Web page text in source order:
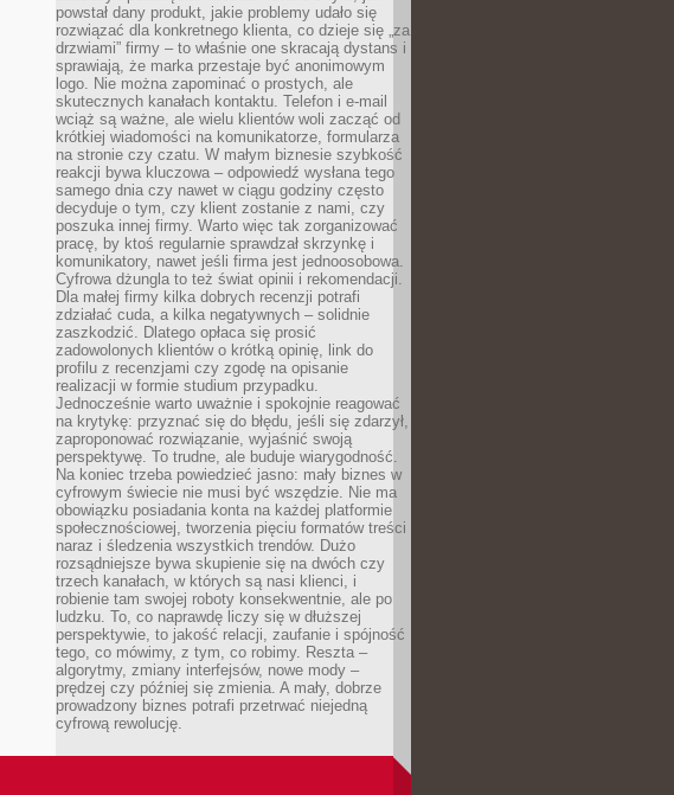
powstał dany produkt, jakie problemy udało się
rozwiązać dla konkretnego klienta, co dzieje się „za
drzwiami” firmy – to właśnie one skracają dystans i
sprawiają, że marka przestaje być anonimowym
logo. Nie można zapominać o prostych, ale
skutecznych kanałach kontaktu. Telefon i e-mail
wciąż są ważne, ale wielu klientów woli zacząć od
krótkiej wiadomości na komunikatorze, formularza
na stronie czy czatu. W małym biznesie szybkość
reakcji bywa kluczowa – odpowiedź wysłana tego
samego dnia czy nawet w ciągu godziny często
decyduje o tym, czy klient zostanie z nami, czy
poszuka innej firmy. Warto więc tak zorganizować
pracę, by ktoś regularnie sprawdzał skrzynkę i
komunikatory, nawet jeśli firma jest jednoosobowa.
Cyfrowa dżungla to też świat opinii i rekomendacji.
Dla małej firmy kilka dobrych recenzji potrafi
zdziałać cuda, a kilka negatywnych – solidnie
zaszkodzić. Dlatego opłaca się prosić
zadowolonych klientów o krótką opinię, link do
profilu z recenzjami czy zgodę na opisanie
realizacji w formie studium przypadku.
Jednocześnie warto uważnie i spokojnie reagować
na krytykę: przyznać się do błędu, jeśli się zdarzył,
zaproponować rozwiązanie, wyjaśnić swoją
perspektywę. To trudne, ale buduje wiarygodność.
Na koniec trzeba powiedzieć jasno: mały biznes w
cyfrowym świecie nie musi być wszędzie. Nie ma
obowiązku posiadania konta na każdej platformie
społecznościowej, tworzenia pięciu formatów treści
naraz i śledzenia wszystkich trendów. Dużo
rozsądniejsze bywa skupienie się na dwóch czy
trzech kanałach, w których są nasi klienci, i
robienie tam swojej roboty konsekwentnie, ale po
ludzku. To, co naprawdę liczy się w dłuższej
perspektywie, to jakość relacji, zaufanie i spójność
tego, co mówimy, z tym, co robimy. Reszta –
algorytmy, zmiany interfejsów, nowe mody –
prędzej czy później się zmienia. A mały, dobrze
prowadzony biznes potrafi przetrwać niejedną
cyfrową rewolucję.